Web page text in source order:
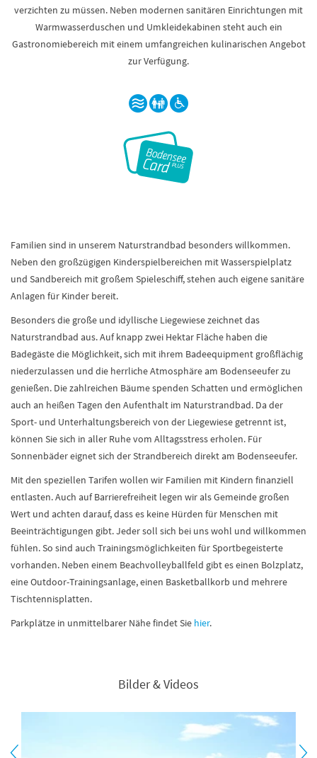
verzichten zu müssen. Neben modernen sanitären Einrichtungen mit
Warmwasserduschen und Umkleidekabinen steht auch ein
Gastronomiebereich mit einem umfangreichen kulinarischen Angebot
zur Verfügung.
Familien sind in unserem Naturstrandbad besonders willkommen.
Neben den großzügigen Kinderspielbereichen mit Wasserspielplatz
und Sandbereich mit großem Spieleschiff, stehen auch eigene sanitäre
Anlagen für Kinder bereit.
Besonders die große und idyllische Liegewiese zeichnet das
Naturstrandbad aus. Auf knapp zwei Hektar Fläche haben die
Badegäste die Möglichkeit, sich mit ihrem Badeequipment großflächig
niederzulassen und die herrliche Atmosphäre am Bodenseeufer zu
genießen. Die zahlreichen Bäume spenden Schatten und ermöglichen
auch an heißen Tagen den Aufenthalt im Naturstrandbad. Da der
Sport- und Unterhaltungsbereich von der Liegewiese getrennt ist,
können Sie sich in aller Ruhe vom Alltagsstress erholen. Für
Sonnenbäder eignet sich der Strandbereich direkt am Bodenseeufer.
Mit den speziellen Tarifen wollen wir Familien mit Kindern finanziell
entlasten. Auch auf Barrierefreiheit legen wir als Gemeinde großen
Wert und achten darauf, dass es keine Hürden für Menschen mit
Beeinträchtigungen gibt. Jeder soll sich bei uns wohl und willkommen
fühlen. So sind auch Trainingsmöglichkeiten für Sportbegeisterte
vorhanden. Neben einem Beachvolleyballfeld gibt es einen Bolzplatz,
eine Outdoor-Trainingsanlage, einen Basketballkorb und mehrere
Tischtennisplatten.
Parkplätze in unmittelbarer Nähe findet Sie hier.
Bilder & Videos